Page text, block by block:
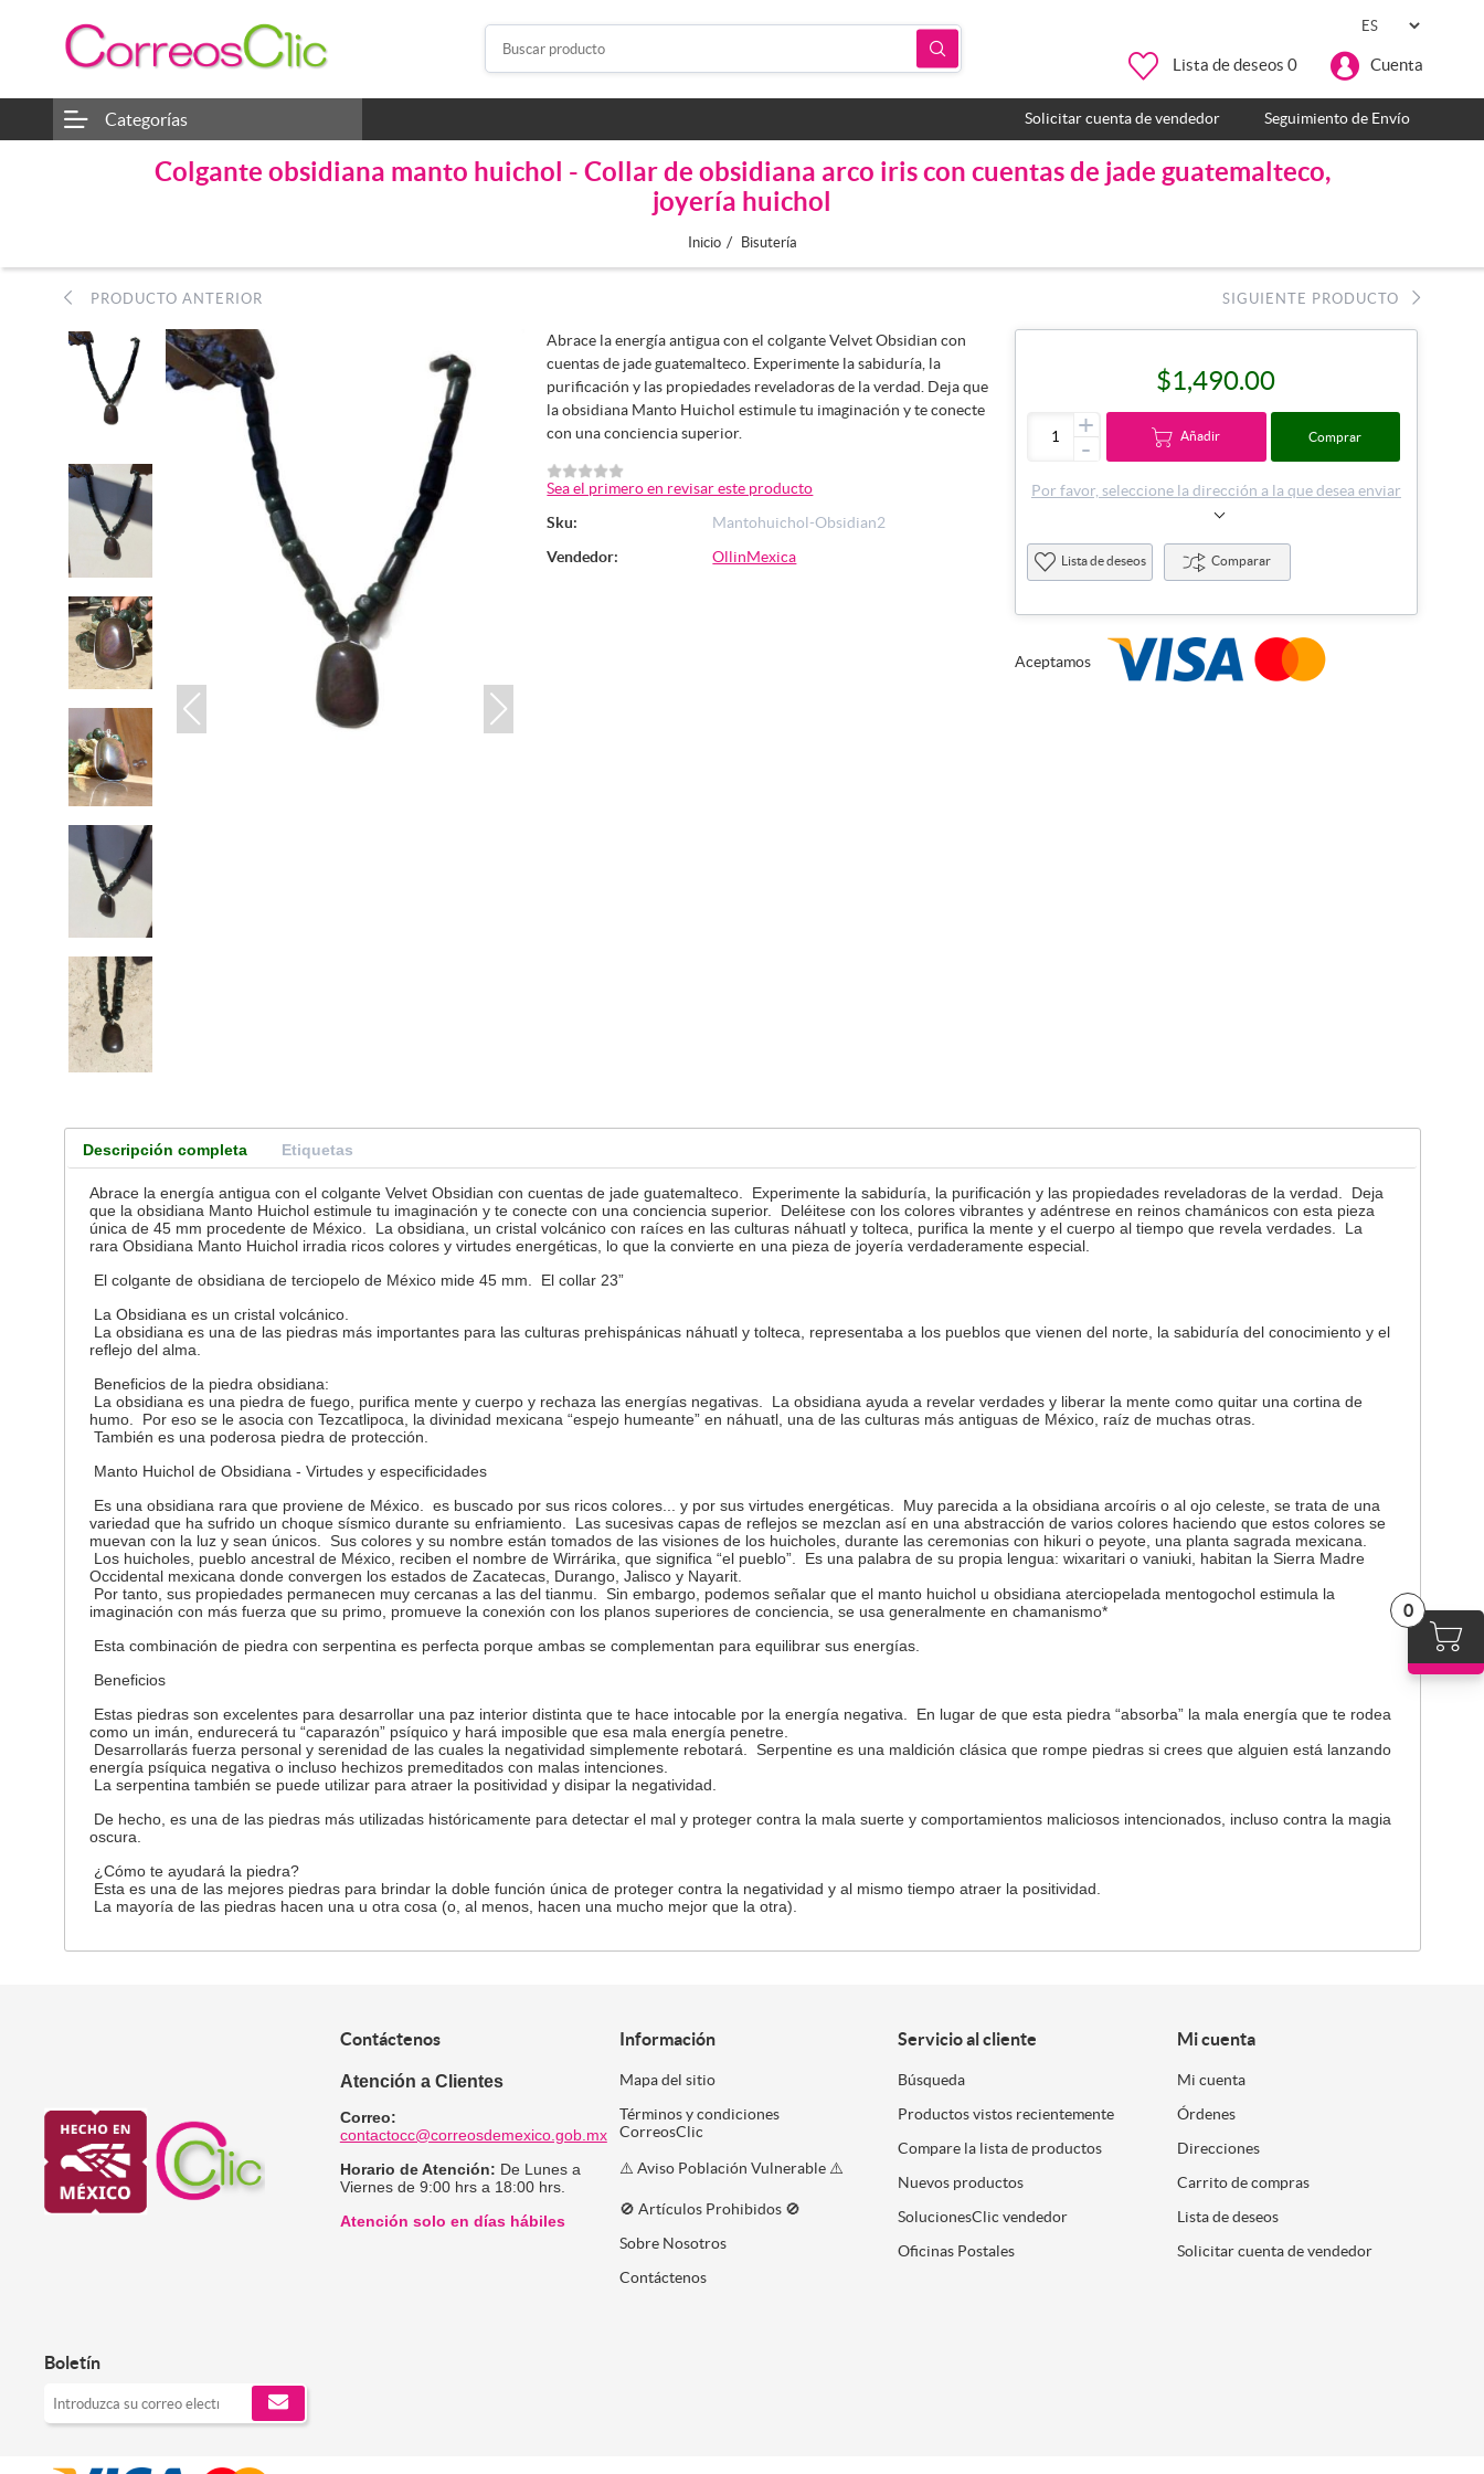
Lista de deseos 0 Cuenta
0
Categorías Solicitar cuenta de vendedor Seguimiento de Envío
Colgante obsidiana manto huichol - Collar de obsidiana arco iris con cuentas de jade guatemalteco,
joyería huichol
Inicio / Bisutería
PRODUCTO ANTERIOR SIGUIENTE PRODUCTO
Abrace la energía antigua con el colgante Velvet Obsidian con
cuentas de jade guatemalteco. Experimente la sabiduría, la
purificación y las propiedades reveladoras de la verdad. Deja que
la obsidiana Manto Huichol estimule tu imaginación y te conecte
con una conciencia superior.
Sea el primero en revisar este producto
Sku:
Mantohuichol-Obsidian2
Vendedor:
OllinMexica
$1,490.00
+
- Añadir Comprar
Por favor, seleccione la dirección a la que desea enviar
Lista de deseos Comparar
Aceptamos
Descripción completa Etiquetas
Abrace la energía antigua con el colgante Velvet Obsidian con cuentas de jade guatemalteco. Experimente la sabiduría, la purificación y las propiedades reveladoras de la verdad. Deja
que la obsidiana Manto Huichol estimule tu imaginación y te conecte con una conciencia superior. Deléitese con los colores vibrantes y adéntrese en reinos chamánicos con esta pieza
única de 45 mm procedente de México. La obsidiana, un cristal volcánico con raíces en las culturas náhuatl y tolteca, purifica la mente y el cuerpo al tiempo que revela verdades. La
rara Obsidiana Manto Huichol irradia ricos colores y virtudes energéticas, lo que la convierte en una pieza de joyería verdaderamente especial.
El colgante de obsidiana de terciopelo de México mide 45 mm. El collar 23”
La Obsidiana es un cristal volcánico.
La obsidiana es una de las piedras más importantes para las culturas prehispánicas náhuatl y tolteca, representaba a los pueblos que vienen del norte, la sabiduría del conocimiento y el
reflejo del alma.
Beneficios de la piedra obsidiana:
La obsidiana es una piedra de fuego, purifica mente y cuerpo y rechaza las energías negativas. La obsidiana ayuda a revelar verdades y liberar la mente como quitar una cortina de
humo. Por eso se le asocia con Tezcatlipoca, la divinidad mexicana “espejo humeante” en náhuatl, una de las culturas más antiguas de México, raíz de muchas otras.
También es una poderosa piedra de protección.
Manto Huichol de Obsidiana - Virtudes y especificidades
Es una obsidiana rara que proviene de México. es buscado por sus ricos colores... y por sus virtudes energéticas. Muy parecida a la obsidiana arcoíris o al ojo celeste, se trata de una
variedad que ha sufrido un choque sísmico durante su enfriamiento. Las sucesivas capas de reflejos se mezclan así en una abstracción de varios colores haciendo que estos colores se
muevan con la luz y sean únicos. Sus colores y su nombre están tomados de las visiones de los huicholes, durante las ceremonias con hikuri o peyote, una planta sagrada mexicana.
Los huicholes, pueblo ancestral de México, reciben el nombre de Wirrárika, que significa “el pueblo”. Es una palabra de su propia lengua: wixaritari o vaniuki, habitan la Sierra Madre
Occidental mexicana donde convergen los estados de Zacatecas, Durango, Jalisco y Nayarit.
Por tanto, sus propiedades permanecen muy cercanas a las del tianmu. Sin embargo, podemos señalar que el manto huichol u obsidiana aterciopelada mentogochol estimula la
imaginación con más fuerza que su primo, promueve la conexión con los planos superiores de conciencia, se usa generalmente en chamanismo*
Esta combinación de piedra con serpentina es perfecta porque ambas se complementan para equilibrar sus energías.
Beneficios
Estas piedras son excelentes para desarrollar una paz interior distinta que te hace intocable por la energía negativa. En lugar de que esta piedra “absorba” la mala energía que te rodea
como un imán, endurecerá tu “caparazón” psíquico y hará imposible que esa mala energía penetre.
Desarrollarás fuerza personal y serenidad de las cuales la negatividad simplemente rebotará. Serpentine es una maldición clásica que rompe piedras si crees que alguien está lanzando
energía psíquica negativa o incluso hechizos premeditados con malas intenciones.
La serpentina también se puede utilizar para atraer la positividad y disipar la negatividad.
De hecho, es una de las piedras más utilizadas históricamente para detectar el mal y proteger contra la mala suerte y comportamientos maliciosos intencionados, incluso contra la magia
oscura.
¿Cómo te ayudará la piedra?
Esta es una de las mejores piedras para brindar la doble función única de proteger contra la negatividad y al mismo tiempo atraer la positividad.
La mayoría de las piedras hacen una u otra cosa (o, al menos, hacen una mucho mejor que la otra).
Boletín
Contáctenos
Atención a Clientes
Correo:
contactocc@correosdemexico.gob.mx
Horario de Atención: De Lunes a
Viernes de 9:00 hrs a 18:00 hrs.
Atención solo en días hábiles
Información
Mapa del sitio
Términos y condiciones
CorreosClic
⚠️ Aviso Población Vulnerable ⚠️
🚫 Artículos Prohibidos 🚫
Sobre Nosotros
Contáctenos
Servicio al cliente
Búsqueda
Productos vistos recientemente
Compare la lista de productos
Nuevos productos
SolucionesClic vendedor
Oficinas Postales
Mi cuenta
Mi cuenta
Órdenes
Direcciones
Carrito de compras
Lista de deseos
Solicitar cuenta de vendedor